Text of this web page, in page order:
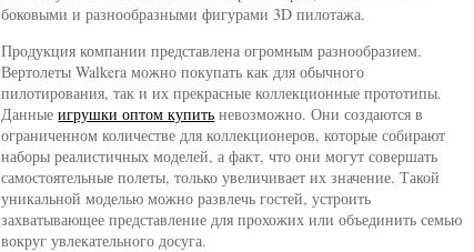
боковыми и разнообразными фигурами 3D пилотажа.
Продукция компании представлена огромным разнообразием.
Вертолеты Walkera можно покупать как для обычного
пилотирования, так и их прекрасные коллекционные прототипы.
Данныеигрушки оптом купить невозможно. Они создаются в
ограниченном количестве для коллекционеров, которые собирают
наборы реалистичных моделей, а факт, что они могут совершать
самостоятельные полеты, только увеличивает их значение. Такой
уникальной моделью можно развлечь гостей, устроить
захватывающее представление для прохожих или объединить семью
вокруг увлекательного досуга.